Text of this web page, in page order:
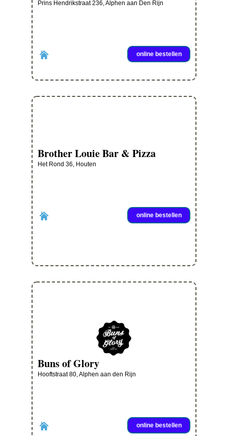
Prins Hendrikstraat 236, Alphen aan Den Rijn
online bestellen
Brother Louie Bar & Pizza
Het Rond 36, Houten
online bestellen
Buns of Glory
Hooftstraat 80, Alphen aan den Rijn
online bestellen